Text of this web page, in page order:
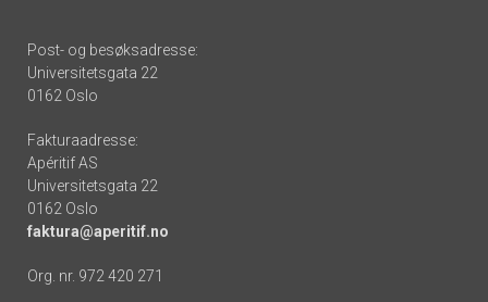
Post- og besøksadresse:
Universitetsgata 22
0162 Oslo
Fakturaadresse:
Apéritif AS
Universitetsgata 22
0162 Oslo
faktura@aperitif.no
Org. nr. 972 420 271